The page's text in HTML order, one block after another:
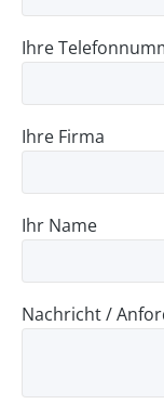
Ihre
Ihre Firma
Ihr Name
Nachricht /